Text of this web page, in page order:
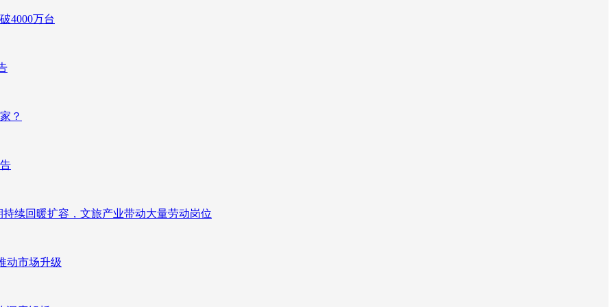
4000万台
？
续回暖扩容，文旅产业带动大量劳动岗位
动市场升级